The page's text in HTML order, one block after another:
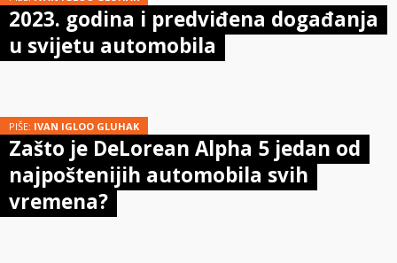
2023. godina i predviđena događanja
u svijetu automobila
PIŠE: IVAN IGLOO GLUHAK
Zašto je DeLorean Alpha 5 jedan od
najpoštenijih automobila svih
vremena?